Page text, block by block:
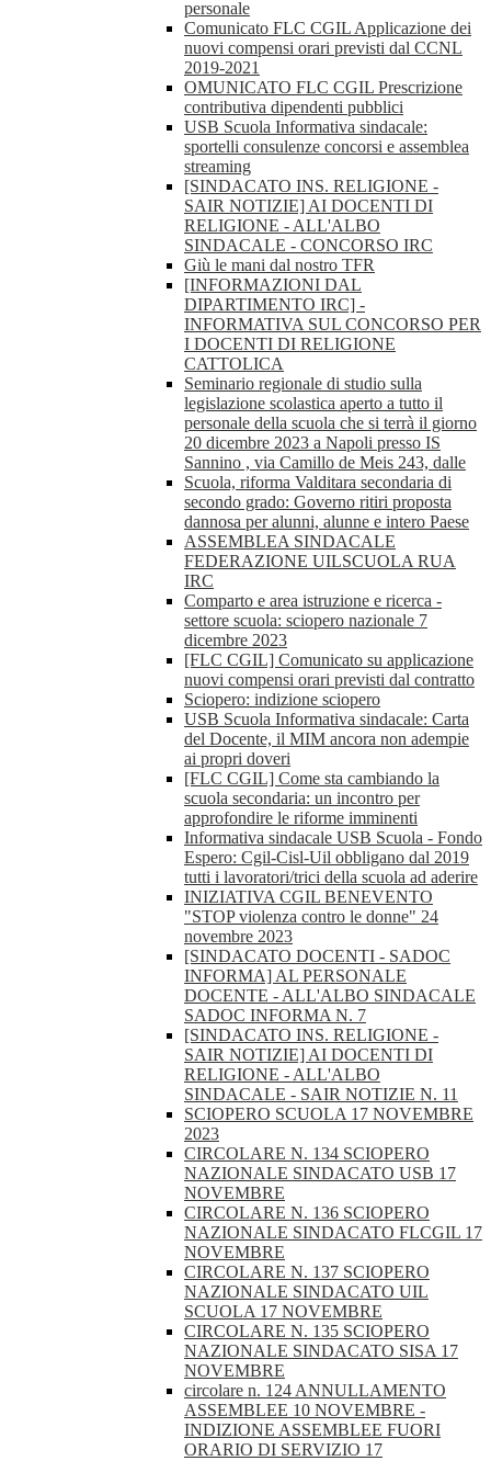
personale
Comunicato FLC CGIL Applicazione dei
nuovi compensi orari previsti dal CCNL
2019-2021
OMUNICATO FLC CGIL Prescrizione
contributiva dipendenti pubblici
USB Scuola Informativa sindacale:
sportelli consulenze concorsi e assemblea
streaming
[SINDACATO INS. RELIGIONE -
SAIR NOTIZIE] AI DOCENTI DI
RELIGIONE - ALL'ALBO
SINDACALE - CONCORSO IRC
Giù le mani dal nostro TFR
[INFORMAZIONI DAL
DIPARTIMENTO IRC] -
INFORMATIVA SUL CONCORSO PER
I DOCENTI DI RELIGIONE
CATTOLICA
Seminario regionale di studio sulla
legislazione scolastica aperto a tutto il
personale della scuola che si terrà il giorno
20 dicembre 2023 a Napoli presso IS
Sannino , via Camillo de Meis 243, dalle
Scuola, riforma Valditara secondaria di
secondo grado: Governo ritiri proposta
dannosa per alunni, alunne e intero Paese
ASSEMBLEA SINDACALE
FEDERAZIONE UILSCUOLA RUA
IRC
Comparto e area istruzione e ricerca -
settore scuola: sciopero nazionale 7
dicembre 2023
[FLC CGIL] Comunicato su applicazione
nuovi compensi orari previsti dal contratto
Sciopero: indizione sciopero
USB Scuola Informativa sindacale: Carta
del Docente, il MIM ancora non adempie
ai propri doveri
[FLC CGIL] Come sta cambiando la
scuola secondaria: un incontro per
approfondire le riforme imminenti
Informativa sindacale USB Scuola - Fondo
Espero: Cgil-Cisl-Uil obbligano dal 2019
tutti i lavoratori/trici della scuola ad aderire
INIZIATIVA CGIL BENEVENTO
"STOP violenza contro le donne" 24
novembre 2023
[SINDACATO DOCENTI - SADOC
INFORMA] AL PERSONALE
DOCENTE - ALL'ALBO SINDACALE
SADOC INFORMA N. 7
[SINDACATO INS. RELIGIONE -
SAIR NOTIZIE] AI DOCENTI DI
RELIGIONE - ALL'ALBO
SINDACALE - SAIR NOTIZIE N. 11
SCIOPERO SCUOLA 17 NOVEMBRE
2023
CIRCOLARE N. 134 SCIOPERO
NAZIONALE SINDACATO USB 17
NOVEMBRE
CIRCOLARE N. 136 SCIOPERO
NAZIONALE SINDACATO FLCGIL 17
NOVEMBRE
CIRCOLARE N. 137 SCIOPERO
NAZIONALE SINDACATO UIL
SCUOLA 17 NOVEMBRE
CIRCOLARE N. 135 SCIOPERO
NAZIONALE SINDACATO SISA 17
NOVEMBRE
circolare n. 124 ANNULLAMENTO
ASSEMBLEE 10 NOVEMBRE -
INDIZIONE ASSEMBLEE FUORI
ORARIO DI SERVIZIO 17